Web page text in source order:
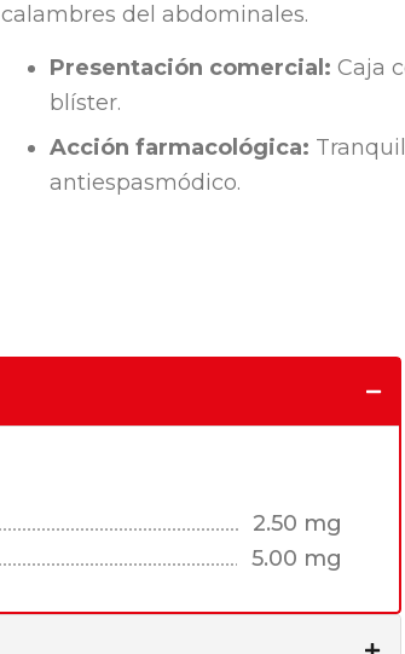
calambres del abdominales.
Presentación comercial: Caja
blíster.
Acción farmacológica:
antiespasmódico.
2.50 mg
5.00 mg